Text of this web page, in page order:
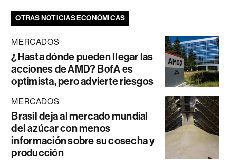
OTRAS NOTICIAS ECONÓMICAS
MERCADOS
¿Hasta dónde pueden llegar las
acciones de AMD? BofA es
optimista, pero advierte riesgos
MERCADOS
Brasil deja al mercado mundial
del azúcar con menos
información sobre su cosecha y
producción